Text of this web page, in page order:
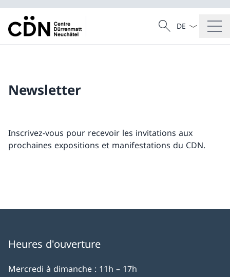
Recherche
Recherche
La langue
Newsletter
Inscrivez-vous pour recevoir les invitations aux
prochaines expositions et manifestations du CDN.
Heures d'ouverture
Mercredi à dimanche : 11h – 17h